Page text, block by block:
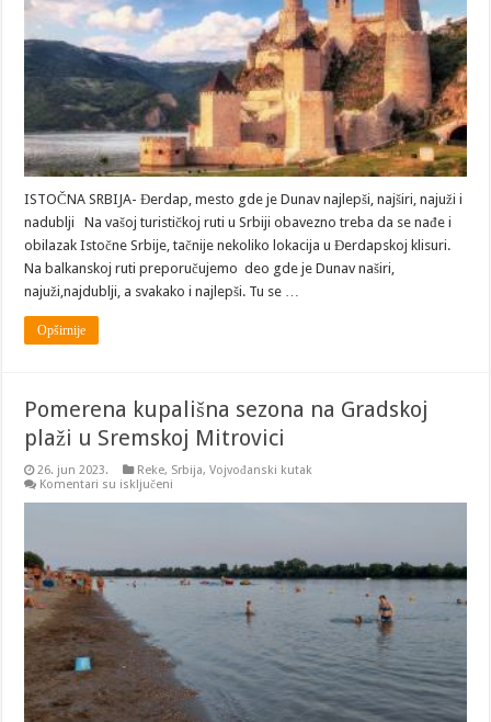
ISTOČNA SRBIJA- Đerdap, mesto gde je Dunav najlepši, najširi, najuži i
nadublji Na vašoj turističkoj ruti u Srbiji obavezno treba da se nađe i
obilazak Istočne Srbije, tačnije nekoliko lokacija u Đerdapskoj klisuri.
Na balkanskoj ruti preporučujemo deo gde je Dunav naširi,
najuži,najdublji, a svakako i najlepši. Tu se …
Opširnije
Pomerena kupališna sezona na Gradskoj
plaži u Sremskoj Mitrovici
26. jun 2023. Reke, Srbija,Vojvođanski kutak
Komentari su isključeni
plaži
u